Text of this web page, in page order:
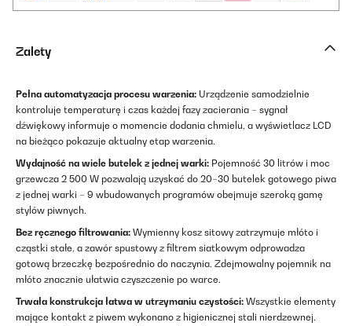
Zalety
Pełna automatyzacja procesu warzenia: Urządzenie samodzielnie
kontroluje temperaturę i czas każdej fazy zacierania – sygnał
dźwiękowy informuje o momencie dodania chmielu, a wyświetlacz LCD
na bieżąco pokazuje aktualny etap warzenia.
Wydajność na wiele butelek z jednej warki: Pojemność 30 litrów i moc
grzewcza 2 500 W pozwalają uzyskać do 20–30 butelek gotowego piwa
z jednej warki – 9 wbudowanych programów obejmuje szeroką gamę
stylów piwnych.
Bez ręcznego filtrowania: Wymienny kosz sitowy zatrzymuje młóto i
cząstki stałe, a zawór spustowy z filtrem siatkowym odprowadza
gotową brzeczkę bezpośrednio do naczynia. Zdejmowalny pojemnik na
młóto znacznie ułatwia czyszczenie po warce.
Trwała konstrukcja łatwa w utrzymaniu czystości: Wszystkie elementy
mające kontakt z piwem wykonano z higienicznej stali nierdzewnej.